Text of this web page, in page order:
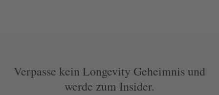
Verpasse kein Longevity Geheimnis und
werde zum Insider.